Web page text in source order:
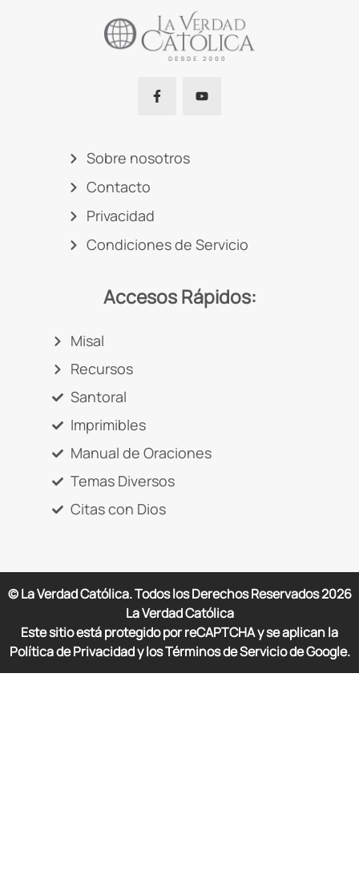
Sobre nosotros
Contacto
Privacidad
Condiciones de Servicio
Accesos Rápidos:
Misal
Recursos
Santoral
Imprimibles
Manual de Oraciones
Temas Diversos
Citas con Dios
© La Verdad Católica. Todos los Derechos Reservados2026
La Verdad Católica
Este sitio está protegido por reCAPTCHA y se aplican la
Política de Privacidad y los Términos de Servicio de Google.